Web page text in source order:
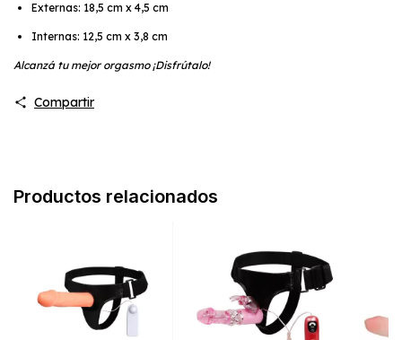
Externas: 18,5 cm x 4,5 cm
Internas: 12,5 cm x 3,8 cm
Alcanzá tu mejor orgasmo ¡Disfrútalo!
Compartir
Productos relacionados